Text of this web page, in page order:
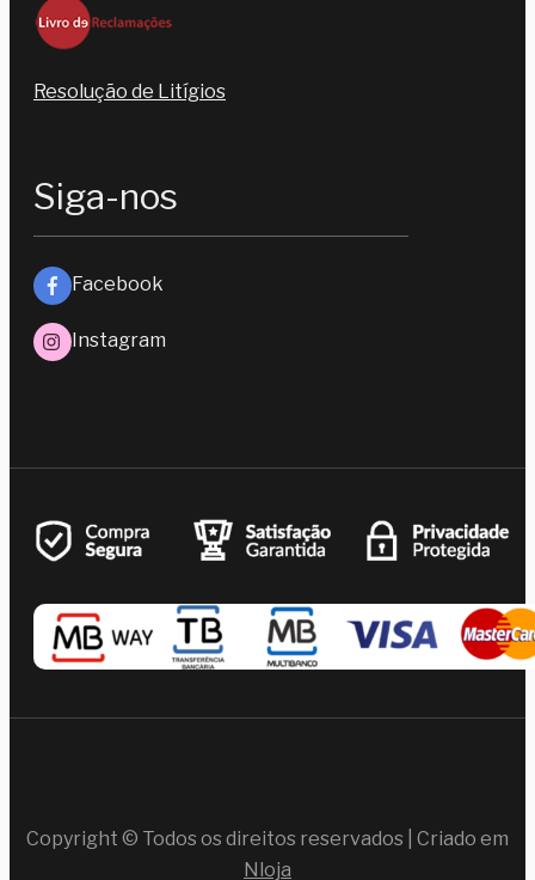
Resolução de Litígios
Siga-nos
Facebook
Instagram
Copyright © Todos os direitos reservados | Criado em
Nloja